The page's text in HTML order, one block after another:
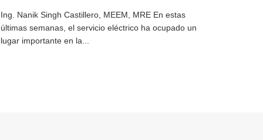
Ing. Nanik Singh Castillero, MEEM, MRE En estas
últimas semanas, el servicio eléctrico ha ocupado un
lugar importante en la...